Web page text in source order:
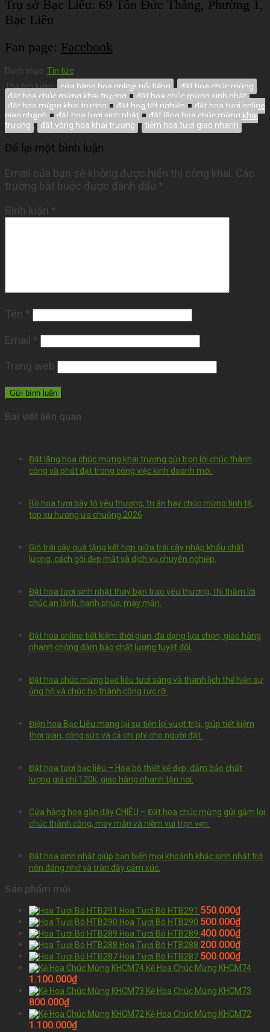
Trụ sở Bạc Liêu: 69 Tôn Đức Thắng, Phường 1,
Bạc Liêu
Fan page: Facebook
Danh mục: Tin tức
Thẻ tìm kiếm: cửa hàng hoa online nổi tiếng , đặt hoa chúc mừng ,
đặt hoa chúc mừng khai trương , đặt hoa chúc mừng sinh nhật ,
đặt hoa mừng khai trương , đặt hoa tốt nghiệp , đặt hoa tươi online
giao nhanh , đặt hoa tươi sinh nhật , đặt lãng hoa chúc mừng khai
trương , đặt vòng hoa khai trương , tiệm hoa tươi giao nhanh
Để lại một bình luận
Email của bạn sẽ không được hiển thị công khai. Các
trường bắt buộc được đánh dấu *
Bình luận *
Tên *
Email *
Trang web
Bài viết liên quan
Đặt lãng hoa chúc mừng khai trương gửi trọn lời chúc thành
công và phát đạt trong công việc kinh doanh mới.
Bó hoa tươi bày tỏ yêu thương, tri ân hay chúc mừng tinh tế,
top xu hướng ưa chuộng 2026
Giỏ trái cây quà tặng kết hợp giữa trái cây nhập khẩu chất
lượng, cách gói đẹp mắt và dịch vụ chuyên nghiệp.
Đặt hoa tươi sinh nhật thay bạn trao yêu thương, thì thầm lời
chúc an lành, hạnh phúc, may mắn.
Đặt hoa online tiết kiệm thời gian, đa dạng lựa chọn, giao hàng
nhanh chóng đảm bảo chất lượng tuyệt đối.
Đặt hoa chúc mừng bạc liêu tươi sáng và thanh lịch thể hiện sự
ủng hộ và chúc họ thành công rực rỡ.
Điện hoa Bạc Liêu mang lại sự tiện lợi vượt trội, giúp tiết kiệm
thời gian, công sức và cả chi phí cho người đặt.
Đặt hoa tươi bạc liêu – Hoa bó thiết kế đẹp, đảm bảo chất
lượng giá chỉ 120k, giao hàng nhanh tận nơi.
Cửa hàng hoa gần đây CHIÊU – Đặt hoa chúc mừng gửi gắm lời
chúc thành công, may mắn và niềm vui trọn vẹn.
Đặt hoa sinh nhật giúp bạn biến mọi khoảnh khắc sinh nhật trở
nên đáng nhớ và tràn đầy cảm xúc.
Sản phẩm mới
Hoa Tươi Bó HTB291 550.000₫
Hoa Tươi Bó HTB290 500.000₫
Hoa Tươi Bó HTB289 400.000₫
Hoa Tươi Bó HTB288 200.000₫
Hoa Tươi Bó HTB287 500.000₫
Kệ Hoa Chúc Mừng KHCM74
1.100.000₫
Kệ Hoa Chúc Mừng KHCM73
800.000₫
Kệ Hoa Chúc Mừng KHCM72
1.100.000₫